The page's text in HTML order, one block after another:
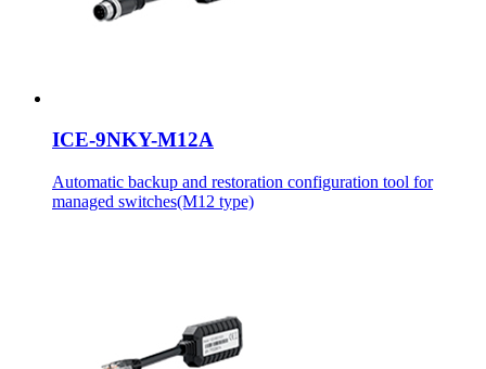
ICE-9NKY-M12A
Automatic backup and restoration configuration tool for
managed switches(M12 type)